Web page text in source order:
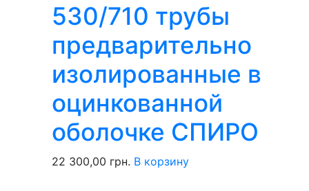
530/710 трубы
предварительно
изолированные в
оцинкованной
оболочке СПИРО
22 300,00 грн. В корзину